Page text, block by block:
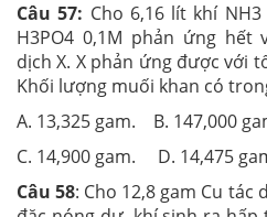
Câu 57: Cho 6,16 lít khí
H3PO4 0,1M phản ứng
dịch X. X phản ứng được với
Khối lượng muối khan có
A. 13,325 gam. B. 147,000
C. 14,900 gam. D. 14,475
Câu 58: Cho 12,8 gam Cu tác